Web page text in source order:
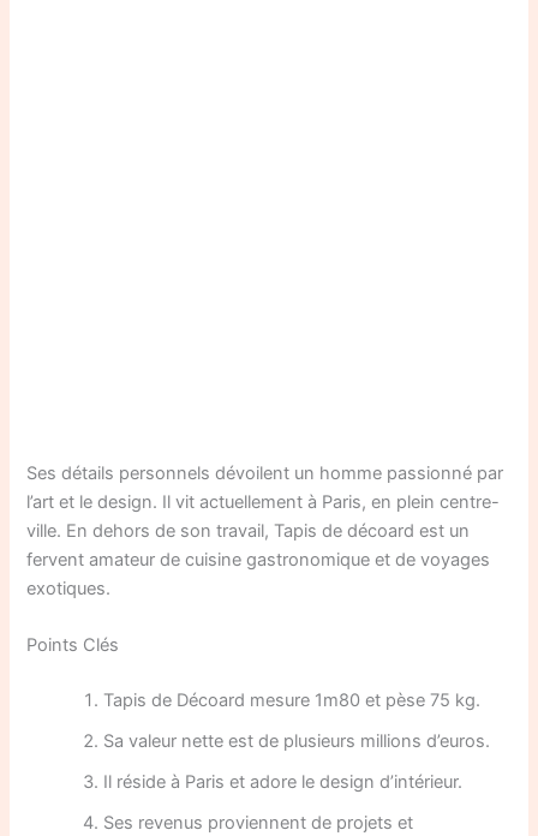
Ses détails personnels dévoilent un homme passionné par
l’art et le design. Il vit actuellement à Paris, en plein centre-
ville. En dehors de son travail, Tapis de décoard est un
fervent amateur de cuisine gastronomique et de voyages
exotiques.
Points Clés
Tapis de Décoard mesure 1m80 et pèse 75 kg.
Sa valeur nette est de plusieurs millions d’euros.
Il réside à Paris et adore le design d’intérieur.
Ses revenus proviennent de projets et